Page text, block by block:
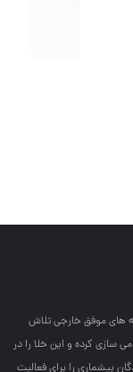
هاي موفق خارجي تلاش
سازي كرده و اين خلا را در